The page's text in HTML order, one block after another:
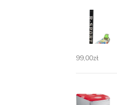
99,00zł